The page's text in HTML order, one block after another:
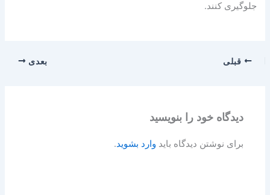
جلوگیری کنند.
قبلی بعدی
دیدگاه‌ خود را بنویسید
برای نوشتن دیدگاه باید وارد بشوید.